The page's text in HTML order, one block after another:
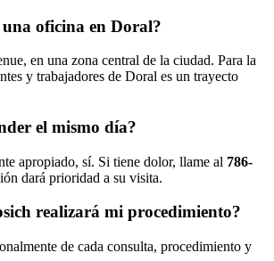
oficina en Doral?
en una zona central de la ciudad. Para la
y trabajadores de Doral es un trayecto
el mismo día?
apropiado, sí. Si tiene dolor, llame al 786-
dará prioridad a su visita.
realizará mi procedimiento?
de cada consulta, procedimiento y